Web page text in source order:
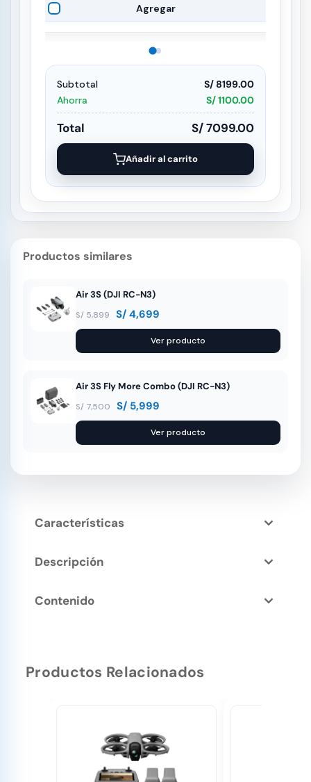
era:
es:
Agregar
Subtotal
S/ 8199.00
Ahorra
S/ 1100.00
Total S/ 7099.00
Añadir al carrito
Productos similares
Air 3S (DJI RC-N3)
S/ 5,899 S/ 4,699
Ver producto
Air 3S Fly More Combo (DJI RC-N3)
S/ 7,500 S/ 5,999
Ver producto
Características
Descripción
Contenido
Productos Relacionados